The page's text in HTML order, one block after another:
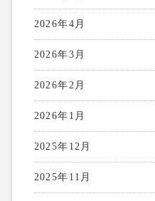
2026年4月
2026年3月
2026年2月
2026年1月
2025年12月
2025年11月